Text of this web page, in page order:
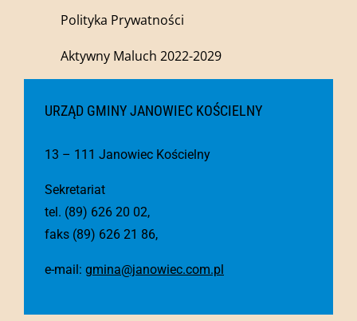
Polityka Prywatności
Aktywny Maluch 2022-2029
URZĄD GMINY JANOWIEC KOŚCIELNY
13 – 111 Janowiec Kościelny
Sekretariat
tel. (89) 626 20 02,
faks (89) 626 21 86,
e-mail: gmina@janowiec.com.pl